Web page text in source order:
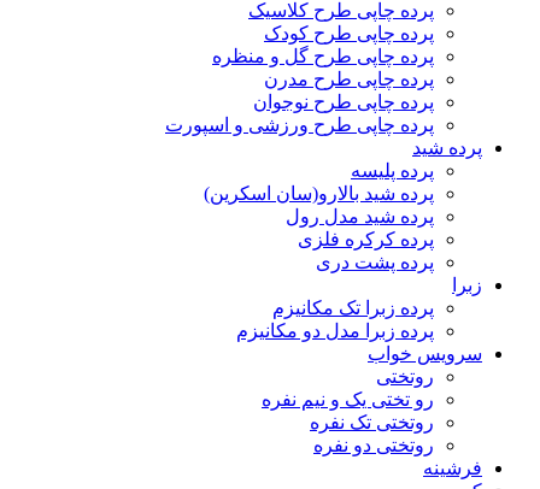
پرده چاپی طرح کلاسیک
پرده چاپی طرح کودک
پرده چاپی طرح گل و منظره
پرده چاپی طرح مدرن
پرده چاپی طرح نوجوان
پرده چاپی طرح ورزشی و اسپورت
پرده شید
پرده پلیسه
پرده شید بالارو(سان اسکرین)
پرده شید مدل رول
پرده کرکره فلزی
پرده پشت دری
زبرا
پرده زبرا تک مکانیزم
پرده زبرا مدل دو مکانیزم
سرویس خواب
روتختی
رو تختی یک و نیم نفره
روتختی تک نفره
روتختی دو نفره
فرشینه